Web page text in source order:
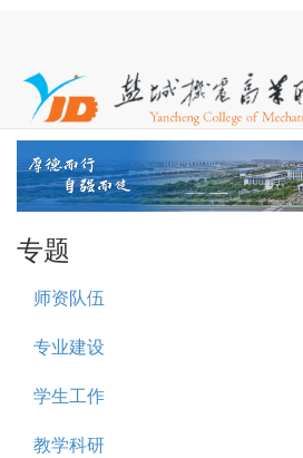
专题
师资队伍
专业建设
学生工作
教学科研